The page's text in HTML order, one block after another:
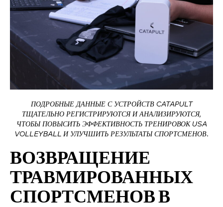
ПОДРОБНЫЕ ДАННЫЕ С УСТРОЙСТВ CATAPULT
ТЩАТЕЛЬНО РЕГИСТРИРУЮТСЯ И АНАЛИЗИРУЮТСЯ,
ЧТОБЫ ПОВЫСИТЬ ЭФФЕКТИВНОСТЬ ТРЕНИРОВОК USA
VOLLEYBALL И УЛУЧШИТЬ РЕЗУЛЬТАТЫ СПОРТСМЕНОВ.
ВОЗВРАЩЕНИЕ
ТРАВМИРОВАННЫХ
СПОРТСМЕНОВ В